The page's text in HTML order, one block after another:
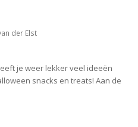
der Elst
je weer lekker veel ideeën
snacks en treats! Aan de